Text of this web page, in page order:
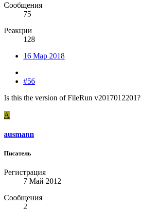
Сообщения
75
Реакции
128
16 Мар 2018
#56
Is this the version of FileRun v2017012201?
A
ausmann
Писатель
Регистрация
7 Май 2012
Сообщения
2